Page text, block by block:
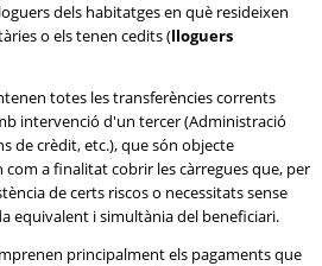
dels habitatges en què resideixen
o els tenen cedits (lloguers
totes les transferències corrents
intervenció d'un tercer (Administració
de crèdit, etc.), que són objecte
com a finalitat cobrir les càrregues que, per
de certs riscos o necessitats sense
equivalent i simultània del beneficiari.
principalment els pagaments que